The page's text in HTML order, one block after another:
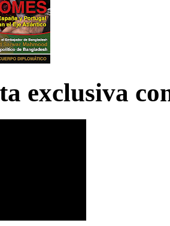
exclusiva